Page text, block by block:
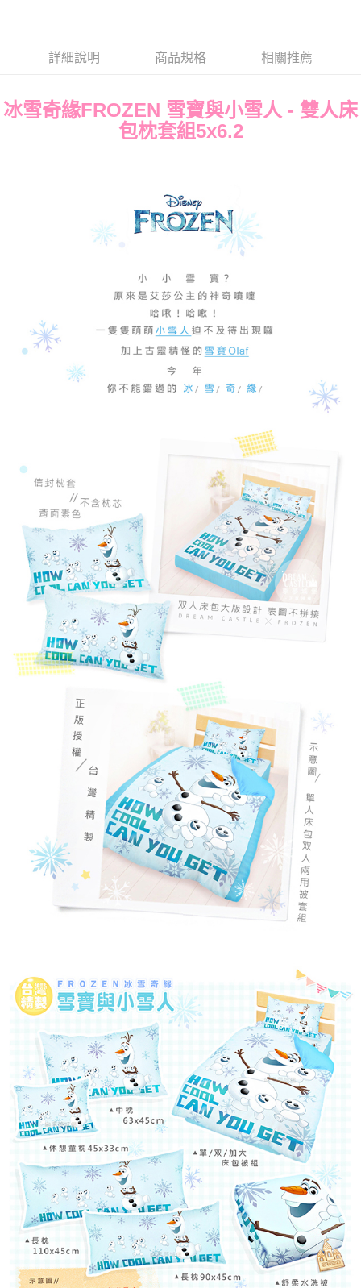
全家★依產品說明
7-11★依產品說明
每筆NT$60，滿NT$699(含以上)免運費
詳細說明 商品規格 相關推薦
冰雪奇緣FROZEN 雪寶與小雪人 - 雙人床
包枕套組5x6.2